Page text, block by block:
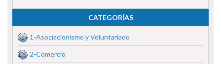
CATEGORÍAS
1-Asociacionismo y Voluntariado
2-Comercio